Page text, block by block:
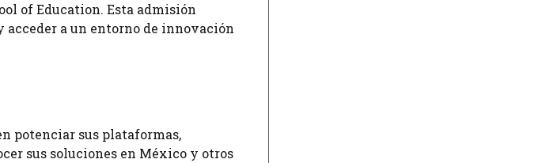
of Education. Esta admisión
a un entorno de innovación
potenciar sus plataformas,
sus soluciones en México y otros